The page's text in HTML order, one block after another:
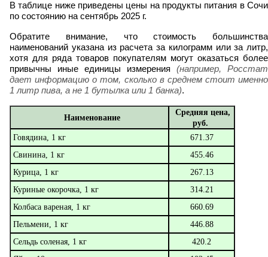
В таблице ниже приведены цены на продукты питания в Сочи
по состоянию на сентябрь 2025 г.
Обратите внимание, что стоимость большинства
наименований указана из расчета за килограмм или за литр,
хотя для ряда товаров покупателям могут оказаться более
привычны иные единицы измерения (например, Росстат
дает информацию о том, сколько в среднем стоит именно
1 литр пива, а не 1 бутылка или 1 банка).
Наименование
Средняя цена,
руб.
Говядина, 1 кг
671.37
Свинина, 1 кг
455.46
Курица, 1 кг
267.13
Куриные окорочка, 1 кг
314.21
Колбаса вареная, 1 кг
660.69
Пельмени, 1 кг
446.88
Сельдь соленая, 1 кг
420.2